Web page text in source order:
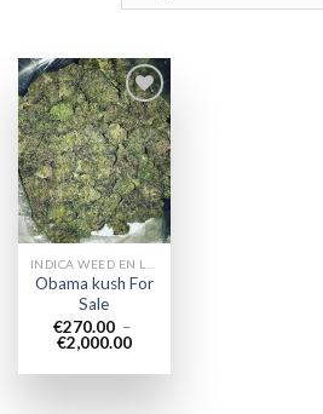
Add to
wishlist
Obama kush For
Sale
€270.00 –
€2,000.00Plage
prix :